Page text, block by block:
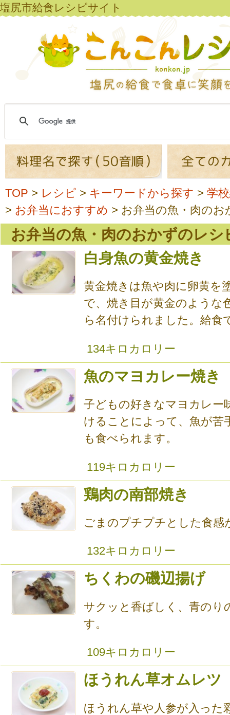
塩尻市給食レシピサイト
TOP > レシピ > キーワードから探す > 学
> お弁当におすすめ > お弁当の魚・肉のお
お弁当の魚・肉のおかずのレシ
白身魚の黄金焼き
黄金焼きは魚や肉に卵黄を
で、焼き目が黄金のような
ら名付けられました。給食
134キロカロリー
魚のマヨカレー焼き
子どもの好きなマヨカレー
けることによって、魚が苦
も食べられます。
119キロカロリー
鶏肉の南部焼き
ごまのプチプチとした食感
132キロカロリー
ちくわの磯辺揚げ
サクッと香ばしく、青のり
す。
109キロカロリー
ほうれん草オムレツ
ほうれん草や人参が入った